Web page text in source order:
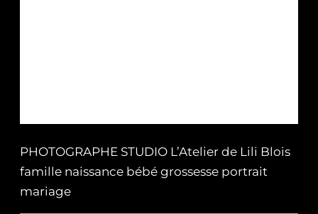
PHOTOGRAPHE STUDIO L’Atelier de Lili Blois
famille naissance bébé grossesse portrait
mariage